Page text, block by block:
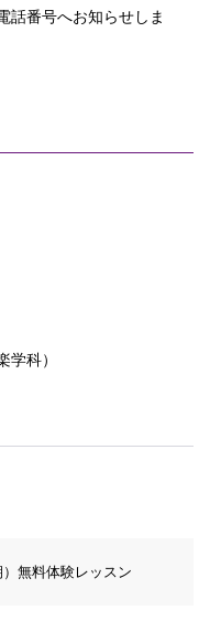
話番号へお知らせしま
学科）
）無料体験レッスン